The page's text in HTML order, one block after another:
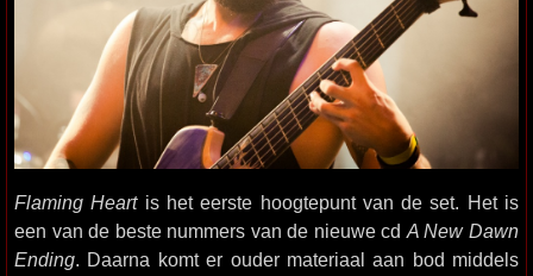
Flaming Heartis het eerste hoogtepunt van de set. Het is
een van de beste nummers van de nieuwe cd A New Dawn
Ending. Daarna komt er ouder materiaal aan bod middels